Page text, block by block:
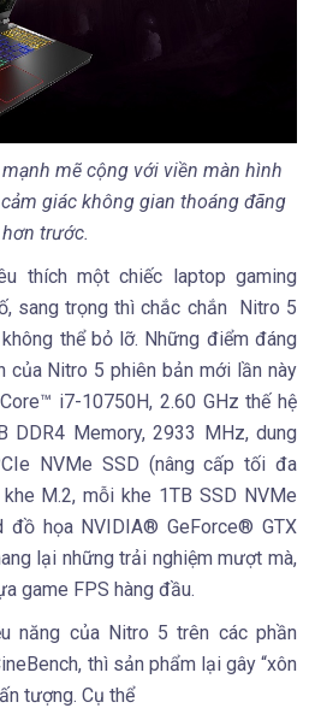
mẽ cộng với viền màn hình
giác không gian thoáng đãng
hơn trước.
thích một chiếc laptop gaming
sang trọng thì chắc chắn Nitro 5
thể bỏ lỡ. Những điểm đáng
của Nitro 5 phiên bản mới lần này
i7-10750H, 2.60 GHz thế hệ
DDR4 Memory, 2933 MHz, dung
NVMe SSD (nâng cấp tối đa
M.2, mỗi khe 1TB SSD NVMe
đồ họa NVIDIA® GeForce® GTX
lại những trải nghiệm mượt mà,
game FPS hàng đầu.
năng của Nitro 5 trên các phần
thì sản phẩm lại gây “xôn
tượng. Cụ thể